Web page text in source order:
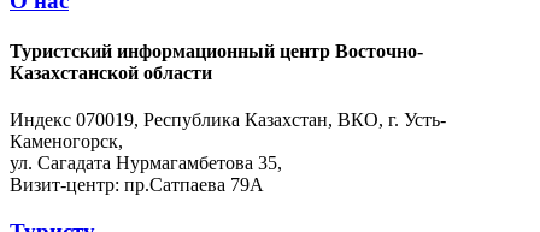
Туристский информационный центр Восточно-
Казахстанской области
Индекс 070019, Республика Казахстан, ВКО, г. Усть-
Каменогорск,
ул. Сагадата Нурмагамбетова 35,
Визит-центр: пр.Сатпаева 79А